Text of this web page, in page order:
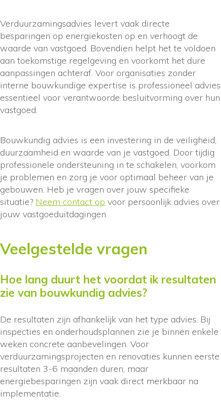
Verduurzamingsadvies levert vaak directe
besparingen op energiekosten op en verhoogt de
waarde van vastgoed. Bovendien helpt het te voldoen
aan toekomstige regelgeving en voorkomt het dure
aanpassingen achteraf. Voor organisaties zonder
interne bouwkundige expertise is professioneel advies
essentieel voor verantwoorde besluitvorming over hun
vastgoed.
Bouwkundig advies is een investering in de veiligheid,
duurzaamheid en waarde van je vastgoed. Door tijdig
professionele ondersteuning in te schakelen, voorkom
je problemen en zorg je voor optimaal beheer van je
gebouwen. Heb je vragen over jouw specifieke
situatie? Neem contact op voor persoonlijk advies over
jouw vastgoeduitdagingen.
Veelgestelde vragen
Hoe lang duurt het voordat ik resultaten
zie van bouwkundig advies?
De resultaten zijn afhankelijk van het type advies. Bij
inspecties en onderhoudsplannen zie je binnen enkele
weken concrete aanbevelingen. Voor
verduurzamingsprojecten en renovaties kunnen eerste
resultaten 3-6 maanden duren, maar
energiebesparingen zijn vaak direct merkbaar na
implementatie.